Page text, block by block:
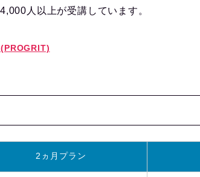
人以上が受講しています。
2ヵ月プラン